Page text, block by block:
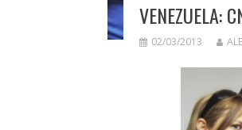
VENEZUELA:
02/03/2013